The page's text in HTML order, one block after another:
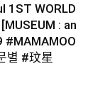
1ST WORLD
: an
별 #玟星